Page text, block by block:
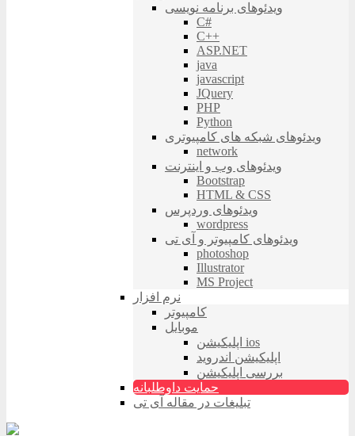
ویدئوهای برنامه نویسی
C#
C++
ASP.NET
java
javascript
JQuery
PHP
Python
ویدئوهای شبکه های کامپیوتری
network
ویدئوهای وب و اینترنت
Bootstrap
HTML & CSS
ویدئوهای وردپرس
wordpress
ویدئوهای کامپیوتر و آی تی
photoshop
Illustrator
MS Project
نرم افزار
کامپیوتر
موبایل
اپلیکیشن ios
اپلیکیشن اندروید
بررسی اپلیکیشن
حمایت داوطلبانه
تبلیغات در مقاله آی تی